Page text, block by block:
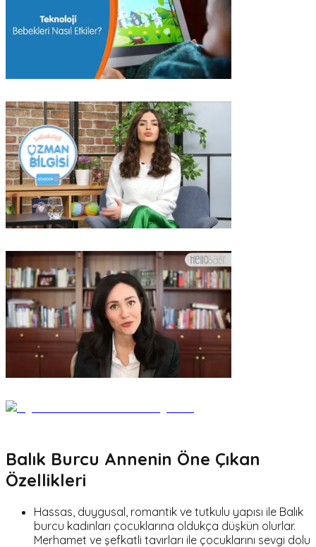
Balık Burcu Annenin Öne Çıkan
Özellikleri
Hassas, duygusal, romantik ve tutkulu yapısı ile Balık
burcu kadınları çocuklarına oldukça düşkün olurlar.
Merhamet ve şefkatli tavırları ile çocuklarını sevgi dolu